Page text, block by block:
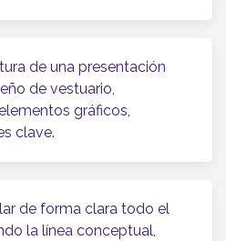
de una presentación
de vestuario,
gráficos,
clave.
de forma clara todo el
la línea conceptual,